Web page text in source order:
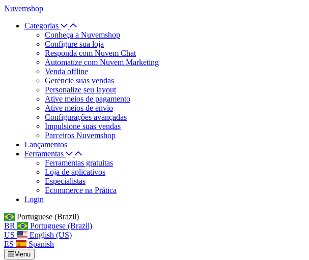
Nuvemshop
Categorias
Conheça a Nuvemshop
Configure sua loja
Responda com Nuvem Chat
Automatize com Nuvem Marketing
Venda offline
Gerencie suas vendas
Personalize seu layout
Ative meios de pagamento
Ative meios de envio
Configurações avançadas
Impulsione suas vendas
Parceiros Nuvemshop
Lançamentos
Ferramentas
Ferramentas gratuitas
Loja de aplicativos
Especialistas
Ecommerce na Prática
Login
Portuguese (Brazil)
BR
Portuguese (Brazil)
US
English (US)
ES
Spanish
Menu